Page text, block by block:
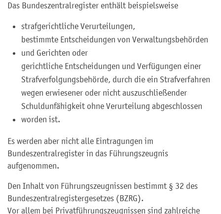
Das Bundeszentralregister enthält beispielsweise
strafgerichtliche Verurteilungen,
bestimmte Entscheidungen von Verwaltungsbehörden
und Gerichten oder
gerichtliche Entscheidungen und Verfügungen einer
Strafverfolgungsbehörde, durch die ein Strafverfahren
wegen erwiesener oder nicht auszuschließender
Schuldunfähigkeit ohne Verurteilung abgeschlossen
worden ist.
Es werden aber nicht alle Eintragungen im
Bundeszentralregister in das Führungszeugnis
aufgenommen.
Den Inhalt von Führungszeugnissen bestimmt § 32 des
Bundeszentralregistergesetzes (BZRG).
Vor allem bei Privatführungszeugnissen sind zahlreiche